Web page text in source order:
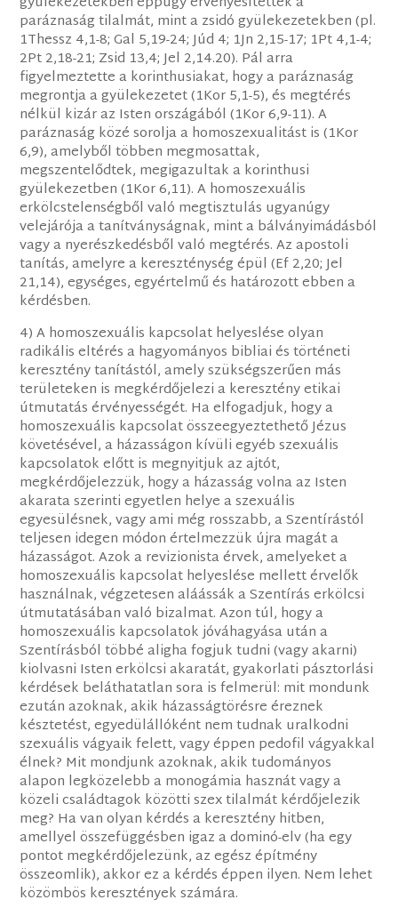
paráznaság tilalmát, mint a zsidó gyülekezetekben (pl.
1Thessz 4,1-8; Gal 5,19-24; Júd 4; 1Jn 2,15-17; 1Pt 4,1-4;
2Pt 2,18-21; Zsid 13,4; Jel 2,14.20). Pál arra
figyelmeztette a korinthusiakat, hogy a paráznaság
megrontja a gyülekezetet (1Kor 5,1-5), és megtérés
nélkül kizár az Isten országából (1Kor 6,9-11). A
paráznaság közé sorolja a homoszexualitást is (1Kor
6,9), amelyből többen megmosattak,
megszentelődtek, megigazultak a korinthusi
gyülekezetben (1Kor 6,11). A homoszexuális
erkölcstelenségből való megtisztulás ugyanúgy
velejárója a tanítványságnak, mint a bálványimádásból
vagy a nyerészkedésből való megtérés. Az apostoli
tanítás, amelyre a kereszténység épül (Ef 2,20; Jel
21,14), egységes, egyértelmű és határozott ebben a
kérdésben.
4) A homoszexuális kapcsolat helyeslése olyan
radikális eltérés a hagyományos bibliai és történeti
keresztény tanítástól, amely szükségszerűen más
területeken is megkérdőjelezi a keresztény etikai
útmutatás érvényességét. Ha elfogadjuk, hogy a
homoszexuális kapcsolat összeegyeztethető Jézus
követésével, a házasságon kívüli egyéb szexuális
kapcsolatok előtt is megnyitjuk az ajtót,
megkérdőjelezzük, hogy a házasság volna az Isten
akarata szerinti egyetlen helye a szexuális
egyesülésnek, vagy ami még rosszabb, a Szentírástól
teljesen idegen módon értelmezzük újra magát a
házasságot. Azok a revizionista érvek, amelyeket a
homoszexuális kapcsolat helyeslése mellett érvelők
használnak, végzetesen aláássák a Szentírás erkölcsi
útmutatásában való bizalmat. Azon túl, hogy a
homoszexuális kapcsolatok jóváhagyása után a
Szentírásból többé aligha fogjuk tudni (vagy akarni)
kiolvasni Isten erkölcsi akaratát, gyakorlati pásztorlási
kérdések beláthatatlan sora is felmerül: mit mondunk
ezután azoknak, akik házasságtörésre éreznek
késztetést, egyedülállóként nem tudnak uralkodni
szexuális vágyaik felett, vagy éppen pedofil vágyakkal
élnek? Mit mondjunk azoknak, akik tudományos
alapon legközelebb a monogámia hasznát vagy a
közeli családtagok közötti szex tilalmát kérdőjelezik
meg? Ha van olyan kérdés a keresztény hitben,
amellyel összefüggésben igaz a dominó-elv (ha egy
pontot megkérdőjelezünk, az egész építmény
összeomlik), akkor ez a kérdés éppen ilyen. Nem lehet
közömbös keresztények számára.